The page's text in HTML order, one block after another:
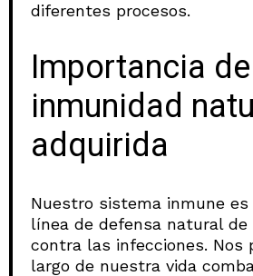
diferentes procesos.
Importancia
inmunidad
adquirida
Nuestro sistema inmune
línea de defensa natural
contra las infecciones. Nos
largo de nuestra vida